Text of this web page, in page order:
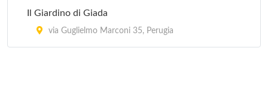
Il Giardino di Giada
via Guglielmo Marconi 35, Perugia